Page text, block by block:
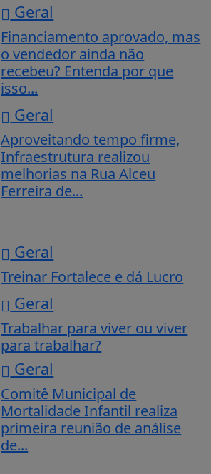
Geral
Financiamento aprovado, mas
o vendedor ainda não
recebeu? Entenda por que
isso...
Geral
Aproveitando tempo firme,
Infraestrutura realizou
melhorias na Rua Alceu
Ferreira de...
Geral
Treinar Fortalece e dá Lucro
Geral
Trabalhar para viver ou viver
para trabalhar?
Geral
Comitê Municipal de
Mortalidade Infantil realiza
primeira reunião de análise
de...